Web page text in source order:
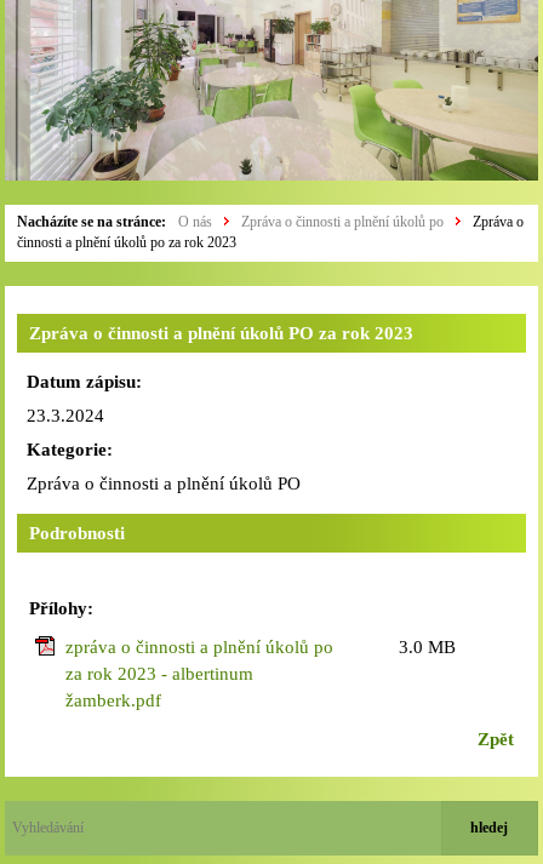
Nacházíte se na stránce: O nás Zpráva o činnosti a plnění úkolů po
Zpráva o
činnosti a plnění úkolů po za rok 2023
Zpráva o činnosti a plnění úkolů PO za rok 2023
Datum zápisu:
23.3.2024
Kategorie:
Zpráva o činnosti a plnění úkolů PO
Podrobnosti
Přílohy:
zpráva o činnosti a plnění úkolů po
za rok 2023 - albertinum
žamberk.pdf
3.0 MB
Zpět